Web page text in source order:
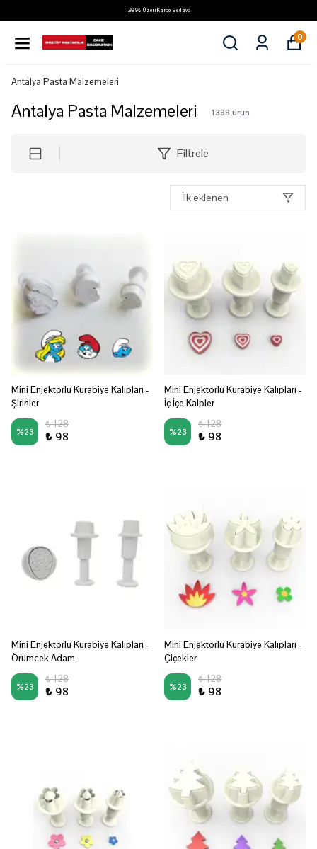
1.999₺ Üzeri Kargo Bedava
0
Antalya Pasta Malzemeleri
Antalya Pasta Malzemeleri 1388 ürün
Filtrele
İlk eklenen
Mini Enjektörlü Kurabiye Kalıpları -
Şirinler
%23
₺ 128
₺ 98
Mini Enjektörlü Kurabiye Kalıpları -
İç İçe Kalpler
%23
₺ 128
₺ 98
Mini Enjektörlü Kurabiye Kalıpları -
Örümcek Adam
%23
₺ 128
₺ 98
Mini Enjektörlü Kurabiye Kalıpları -
Çiçekler
%23
₺ 128
₺ 98